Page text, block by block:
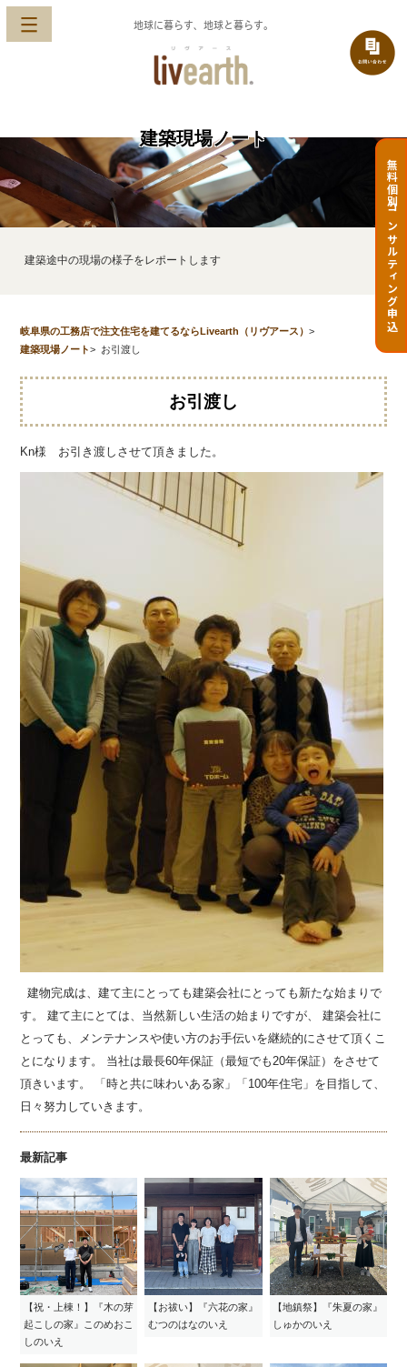
地球に暮らす、地球と暮らす。
無料個別コンサルティング申込
建築現場ノート
建築途中の現場の様子をレポートします
岐阜県の工務店で注文住宅を建てるならLivearth（リヴアース）>
建築現場ノート> お引渡し
お引渡し
Kn様 お引き渡しさせて頂きました。
建物完成は、建て主にとっても建築会社にとっても新たな始まりで
す。 建て主にとては、当然新しい生活の始まりですが、 建築会社に
とっても、メンテナンスや使い方のお手伝いを継続的にさせて頂くこ
とになります。 当社は最長60年保証（最短でも20年保証）をさせて
頂きいます。 「時と共に味わいある家」「100年住宅」を目指して、
日々努力していきます。
最新記事
【祝・上棟！】『木の芽
起こしの家』このめおこ
しのいえ
【お祓い】『六花の家』
むつのはなのいえ
【地鎮祭】『朱夏の家』
しゅかのいえ